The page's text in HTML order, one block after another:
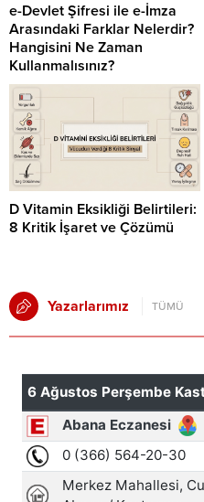
e-Devlet Şifresi ile e-İmza
Arasındaki Farklar Nelerdir?
Hangisini Ne Zaman
Kullanmalısınız?
D Vitamin Eksikliği Belirtileri:
8 Kritik İşaret ve Çözümü
Yazarlarımız TÜMÜ